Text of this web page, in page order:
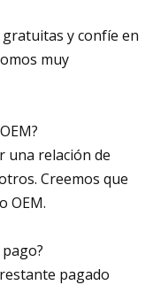
gratuitas y confíe en
muy
una relación de
Creemos que
OEM.
pagado